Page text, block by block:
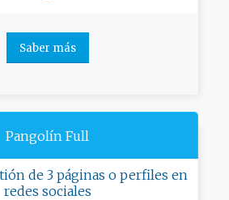
Saber más
Pangolín Full
de 3 páginas o perfiles en
redes sociales